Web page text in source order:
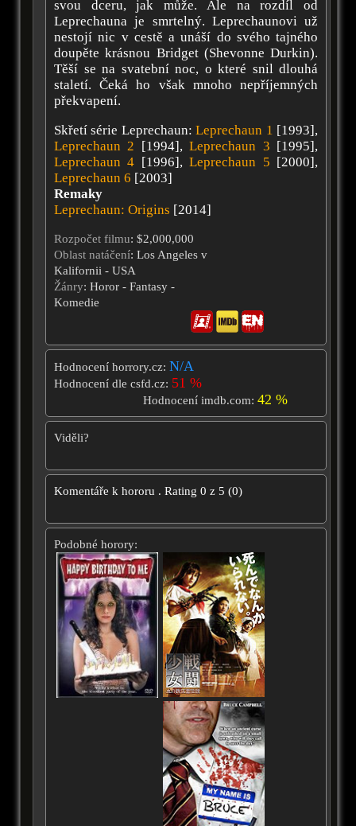
svou dceru, jak může. Ale na rozdíl od
Leprechauna je smrtelný. Leprechaunovi už
nestojí nic v cestě a unáší do svého tajného
doupěte krásnou Bridget (Shevonne Durkin).
Těší se na svatební noc, o které snil dlouhá
staletí. Čeká ho však mnoho nepříjemných
překvapení.
Skřetí série Leprechaun:Leprechaun 1 [1993],
Leprechaun 2 [1994],Leprechaun 3 [1995],
Leprechaun 4 [1996],Leprechaun 5 [2000],
Leprechaun 6 [2003]
Remaky
Leprechaun: Origins [2014]
Rozpočet filmu: $2,000,000
Oblast natáčení: Los Angeles v
Kalifornii - USA
Žánry: Horor - Fantasy -
Komedie
Hodnocení horrory.cz: N/A
Hodnocení dle csfd.cz: 51 %
Hodnocení imdb.com:42 %
Viděli?
Komentáře k hororu . Rating 0 z 5 (0)
Podobné horory: